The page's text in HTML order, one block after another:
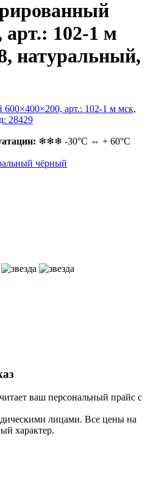
арт.: 102-1 м
натуральный,
❄❄❄ -30°С ⇔ + 60°С
чёрный
ваш персональный прайс с
лицами. Все цены на
характер.